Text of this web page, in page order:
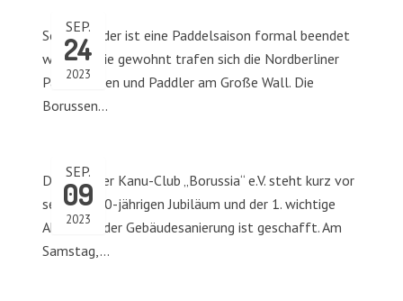
SEP.
24
2023
Schon wieder ist eine Paddelsaison formal beendet
worden. Wie gewohnt trafen sich die Nordberliner
Paddlerinnen und Paddler am Große Wall. Die
Borussen…
SEP.
09
2023
Der Berliner Kanu-Club „Borussia“ e.V. steht kurz vor
seinem 100-jährigen Jubiläum und der 1. wichtige
Abschnitt der Gebäudesanierung ist geschafft. Am
Samstag,…